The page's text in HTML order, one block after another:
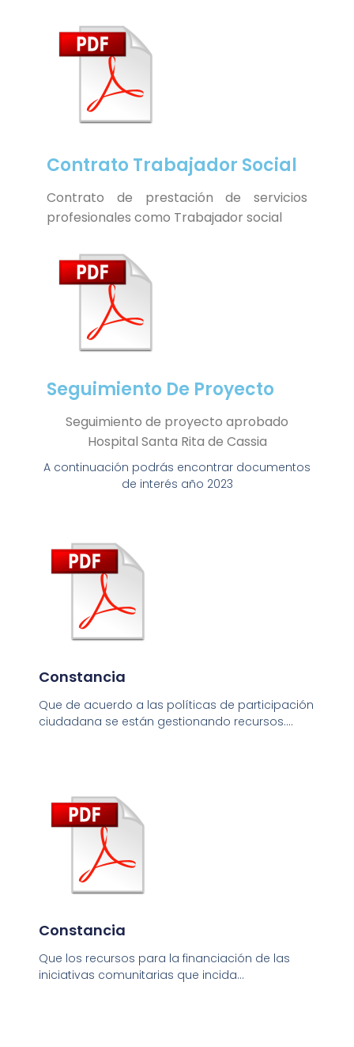
Contrato Trabajador Social
Contrato de prestación de servicios
profesionales como Trabajador social
Seguimiento De Proyecto
Seguimiento de proyecto aprobado
Hospital Santa Rita de Cassia
A continuación podrás encontrar documentos
de interés año 2023
Constancia
Que de acuerdo a las políticas de participación
ciudadana se están gestionando recursos….
Constancia
Que los recursos para la financiación de las
iniciativas comunitarias que incida…